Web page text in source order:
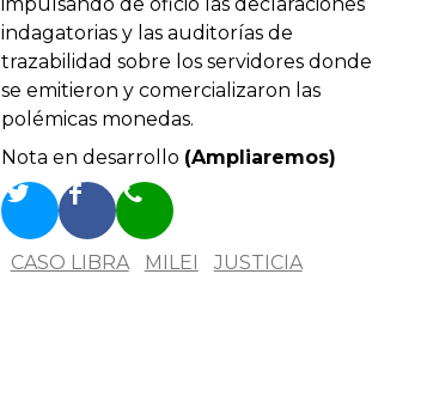
indagatorias y las auditorías de
trazabilidad sobre los servidores donde
se emitieron y comercializaron las
polémicas monedas.
Nota en desarrollo (Ampliaremos)
CASO LIBRA MILEI JUSTICIA